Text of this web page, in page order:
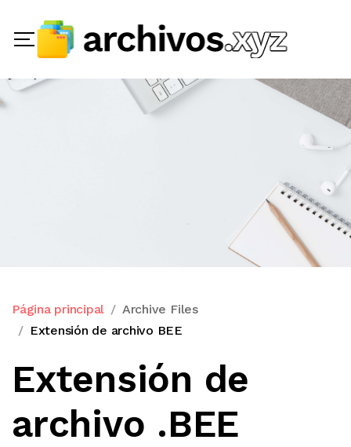
Página principal
Archive Files
Extensión de archivo BEE
Extensión de
archivo .BEE